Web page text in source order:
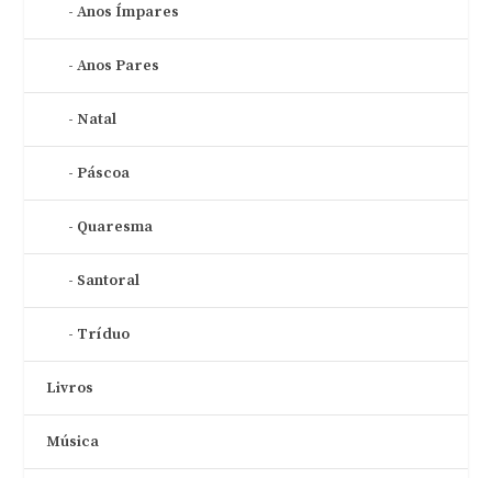
Anos Ímpares
Anos Pares
Natal
Páscoa
Quaresma
Santoral
Tríduo
Livros
Música